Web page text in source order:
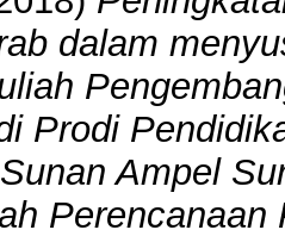
dalam
Prodi
Ampel
Perencanaan